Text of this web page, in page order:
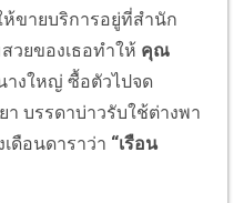
ขายบริการอยู่ที่สำนัก
วยของเธอทำให้ คุณ
างใหญ่ ซื้อตัวไปจด
า บรรดาบ่าวรับใช้ต่างพา
ดือนดาราว่า “เรือน